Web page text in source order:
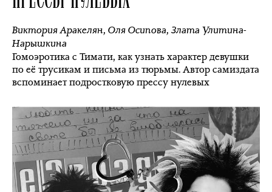
Виктория Аракелян, Оля Осипова,Злата Улитина-
Нарышкина
Гомоэротика с Тимати, как узнать характер девушки
по её трусикам и письма из тюрьмы. Автор самиздата
вспоминает подростковую прессу нулевых